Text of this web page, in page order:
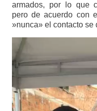
armados, por lo que
pero de acuerdo con
»nunca» el contacto se
Reproductor
de
vídeo